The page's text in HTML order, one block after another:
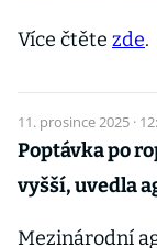
Více čtěte zde.
11. prosince 2025 ·
Poptávka po
vyšší, uvedla
Mezinárodní